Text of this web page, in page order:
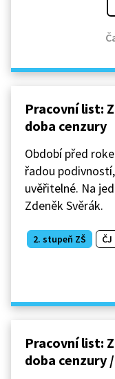
Pracovní list:
doba cenzury
Období před
řadou
uvěřitelné. Na
Zdeněk Svěrák.
2. stupeň ZŠ
Pracovní list:
doba cenzury